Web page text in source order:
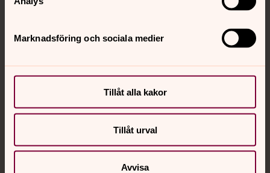
Marknadsföring och sociala medier
Tillåt alla kakor
Tillåt urval
Avvisa
Jourhavande präst
Akut samtals- och krisstöd. Prata eller chatta anonymt